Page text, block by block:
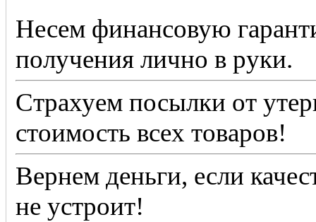
Несем финансовую
получения лично в руки.
Страхуем посылки от
стоимость всех товаров!
Вернем деньги, если
не устроит!